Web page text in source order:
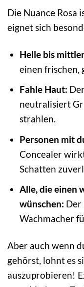
Die Nuance Rosa
eignet sich
Helle bis
einen frischen,
Fahle Haut:
neutralisiert
strahlen.
Personen mit
Concealer
Schatten
Alle, die einen
wünschen: Der
Wachmacher
Aber auch wenn
gehörst, lohnt es
auszuprobieren!